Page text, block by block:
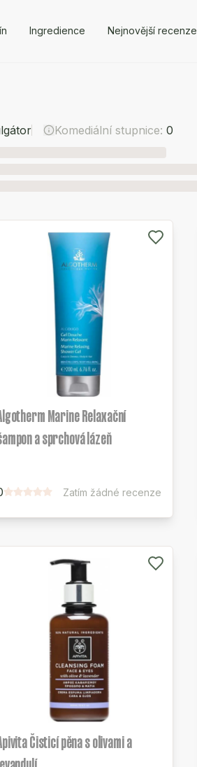
Ingredience Nejnovější recenze
Komediální stupnice: 0
Marine Relaxační
a sprchová lázeň
Zatím žádné recenze
Čisticí pěna s olivami a